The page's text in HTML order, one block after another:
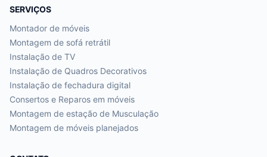
SERVIÇOS
Montador de móveis
Montagem de sofá retrátil
Instalação de TV
Instalação de Quadros Decorativos
Instalação de fechadura digital
Consertos e Reparos em móveis
Montagem de estação de Musculação
Montagem de móveis planejados